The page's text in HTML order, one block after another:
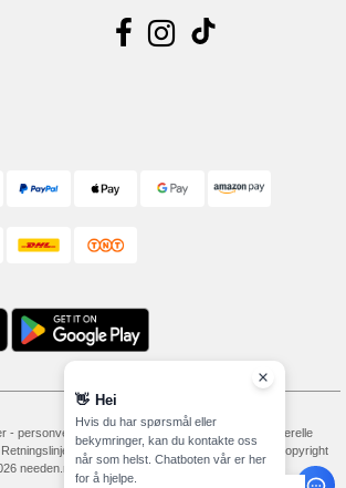
- personvernerklæring Vilkår og betingelser
Generelle
Retningslinjer for informasjonskapsler Site Map
Copyright
needen.no - Alle rettigheter forbeholdt
👋 Hei
Hvis du har spørsmål eller
bekymringer, kan du kontakte oss
når som helst. Chatboten vår er her
for å hjelpe.